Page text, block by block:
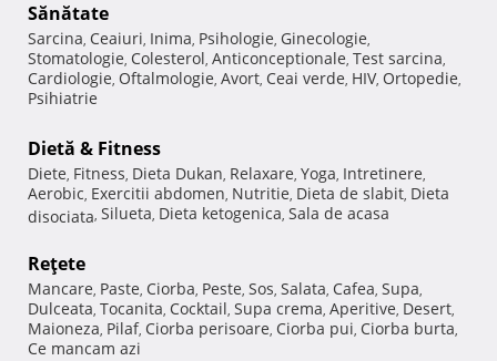
Sănătate
Sarcina, Ceaiuri, Inima, Psihologie, Ginecologie,
Stomatologie, Colesterol, Anticonceptionale, Test sarcina,
Cardiologie, Oftalmologie, Avort, Ceai verde, HIV, Ortopedie,
Psihiatrie
Dietă & Fitness
Diete, Fitness, Dieta Dukan, Relaxare, Yoga, Intretinere,
Aerobic, Exercitii abdomen, Nutritie, Dieta de slabit, Dieta
disociata, Silueta, Dieta ketogenica, Sala de acasa
Reţete
Mancare, Paste, Ciorba, Peste, Sos, Salata, Cafea, Supa,
Dulceata, Tocanita, Cocktail, Supa crema, Aperitive, Desert,
Maioneza, Pilaf, Ciorba perisoare, Ciorba pui, Ciorba burta,
Ce mancam azi